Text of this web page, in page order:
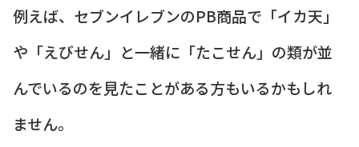
例えば、セブンイレブンのPB商品で「イカ天」
や「えびせん」と一緒に「たこせん」の類が並
んでいるのを見たことがある方もいるかもしれ
ません。